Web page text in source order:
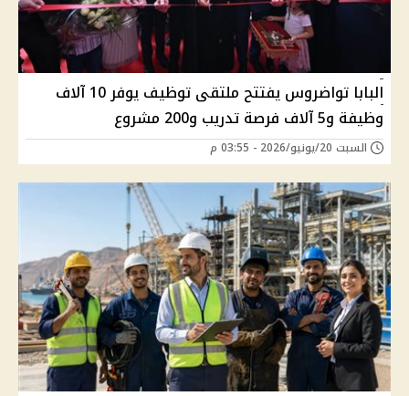
البابا تواضروس يفتتح ملتقى توظيف يوفر 10 آلاف
وظيفة و5 آلاف فرصة تدريب و200 مشروع
السبت 20/يونيو/2026 - 03:55 م